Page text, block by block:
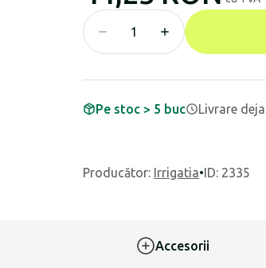
Pe stoc > 5 buc Livrare
Producător: Irrigatia•ID: 2335
Accesorii